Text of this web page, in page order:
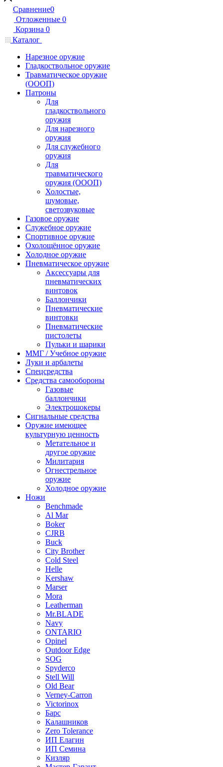
Сравнение0
Отложенные 0
Корзина 0
Каталог
Нарезное оружие
Гладкоствольное оружие
Травматическое оружие
(ОООП)
Патроны
Для
гладкоствольного
оружия
Для нарезного
оружия
Для служебного
оружия
Для
травматического
оружия (ОООП)
Холостые,
шумовые,
светозвуковые
Газовое оружие
Служебное оружие
Спортивное оружие
Охолощённое оружие
Холодное оружие
Пневматическое оружие
Аксессуары для
пневматических
винтовок
Баллончики
Пневматические
винтовки
Пневматические
пистолеты
Пульки и шарики
ММГ / Учебное оружие
Луки и арбалеты
Спецсредства
Средства самообороны
Газовые
баллончики
Электрошокеры
Сигнальные средства
Оружие имеющее
культурную ценность
Метательное и
другое оружие
Милитария
Огнестрельное
оружие
Холодное оружие
Ножи
Benchmade
Al Mar
Boker
CJRB
Buck
City Brother
Cold Steel
Helle
Kershaw
Marser
Mora
Leatherman
Mr.BLADE
Navy
ONTARIO
Opinel
Outdoor Edge
SOG
Spyderco
Stell Will
Old Bear
Verney-Carron
Victorinox
Барс
Калашников
Zero Tolerance
ИП Елагин
ИП Семина
Кизляр